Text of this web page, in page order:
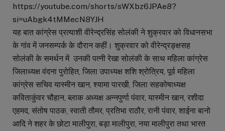
https://youtube.com/shorts/sWXbz6JPAe8?
si=uAbgk4tMMecN8YJH
यह बात कांग्रेस प्रत्याशी वीरेन्द्रसिंह सोलंकी ने शुक्रवार को विधानसभा
के गांव में जनसम्पर्क के दौरान कहीं। शुक्रवार को वीरेन्द्रङ्क्षसह
सोलंकी के समर्थन में उनकी पत्नी रेखा सोलंकी के साथ महिला कांग्रेस
जिलाध्यक्ष वंदना पुरोहित, जिला उपाध्यक्ष शशि श्रोत्रिय, पूर्व महिला
कांग्रेस सचिव यास्मीन खान, श्यामा पारखी, जिला सहकोषाध्यक्ष
कविताकुंवर चौहान, ब्लाक अध्यक्ष अन्नपुर्णा पंवार, यास्मीन खान, रशीदा
एहमद, संतोष पाठक, स्वाती तौमर, प्रतिभा राठौर, रानी पंवार, शाईना बानो
आदि ने शहर के छोटा मालीपुरा, बड़ा मालीपुरा, नया मालीपुरा तथा भारत